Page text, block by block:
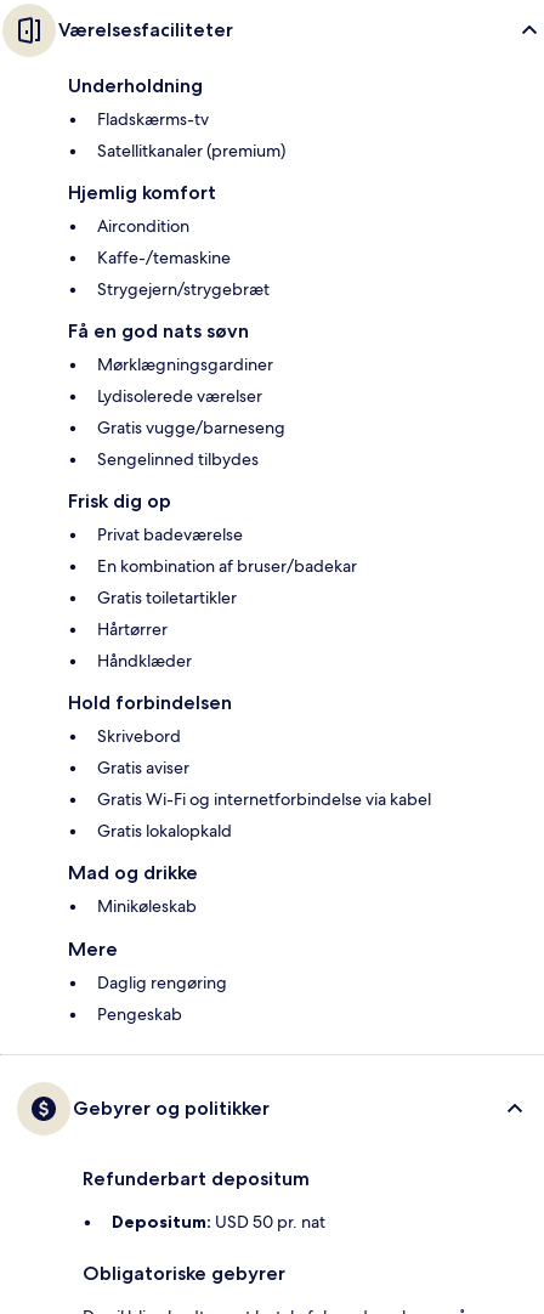
Værelsesfaciliteter
Underholdning
Fladskærms-tv
Satellitkanaler (premium)
Hjemlig komfort
Aircondition
Kaffe-/temaskine
Strygejern/strygebræt
Få en god nats søvn
Mørklægningsgardiner
Lydisolerede værelser
Gratis vugge/barneseng
Sengelinned tilbydes
Frisk dig op
Privat badeværelse
En kombination af bruser/badekar
Gratis toiletartikler
Hårtørrer
Håndklæder
Hold forbindelsen
Skrivebord
Gratis aviser
Gratis Wi-Fi og internetforbindelse via kabel
Gratis lokalopkald
Mad og drikke
Minikøleskab
Mere
Daglig rengøring
Pengeskab
Gebyrer og politikker
Refunderbart depositum
Depositum: USD 50 pr. nat
Obligatoriske gebyrer